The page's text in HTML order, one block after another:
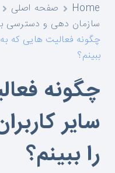
Home
صفحه اصلی
سازمان دهی و دسترسی
چگونه فعالیت هایی که به
ببینم؟
چگونه
سایر
را ببینم؟